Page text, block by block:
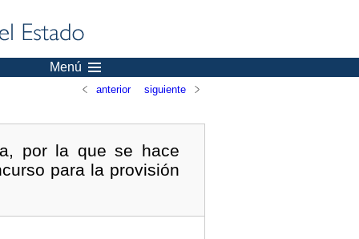
Menú
anterior siguiente
por la que se hace
para la provisión